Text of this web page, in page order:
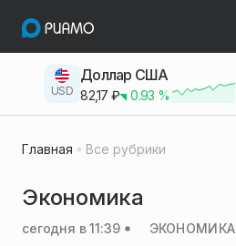
USD
Доллар США
82,17 ₽ 0.93 %
Главная Все рубрики
Экономика
сегодня в 11:39 ЭКОНОМИКА